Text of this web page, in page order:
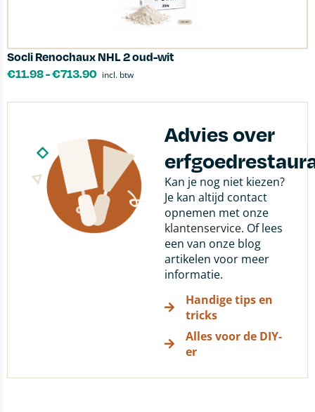
Socli Renochaux NHL 2 oud-wit
€11.98-€713.90 incl. btw
Advies over
Kan je nog niet kiezen?
Je kan altijd contact
opnemen met onze
klantenservice. Of lees
een van onze blog
artikelen voor meer
informatie.
Handige tips en
tricks
Alles voor de DIY-
er